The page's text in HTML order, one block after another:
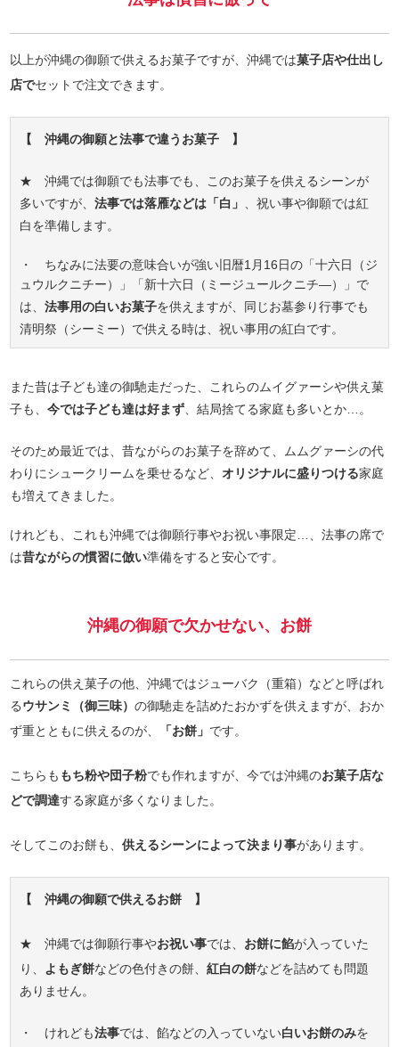
以上が沖縄の御願で供えるお菓子ですが、沖縄では菓子店や仕出し
店でセットで注文できます。
【 沖縄の御願と法事で違うお菓子 】
★ 沖縄では御願でも法事でも、このお菓子を供えるシーンが
多いですが、法事では落雁などは「白」 、祝い事や御願では紅
白を準備します。
・ ちなみに法要の意味合いが強い旧暦1月16日の「十六日（ジ
ュウルクニチー）」「新十六日（ミージュールクニチ―）」で
は、法事用の白いお菓子を供えますが、同じお墓参り行事でも
清明祭（シーミー）で供える時は、祝い事用の紅白です。
また昔は子ども達の御馳走だった、これらのムイグァーシや供え菓
子も、今では子ども達は好まず、結局捨てる家庭も多いとか…。
そのため最近では、昔ながらのお菓子を辞めて、ムムグァーシの代
わりにシュークリームを乗せるなど、オリジナルに盛りつける家庭
も増えてきました。
けれども、これも沖縄では御願行事やお祝い事限定…、法事の席で
は昔ながらの慣習に倣い準備をすると安心です。
沖縄の御願で欠かせない、お餅
これらの供え菓子の他、沖縄ではジューバク（重箱）などと呼ばれ
るウサンミ（御三味）の御馳走を詰めたおかずを供えますが、おか
ず重とともに供えるのが、
「お餅」 です。
こちらも もち粉や団子粉でも作れますが、今では沖縄のお菓子店な
どで調達する家庭が多くなりました。
そしてこのお餅も、供えるシーンによって決まり事があります。
【 沖縄の御願で供えるお餅 】
★ 沖縄では御願行事やお祝い事では、 お餅に餡が入っていた
り、 よもぎ餅などの色付きの餅、紅白の餅などを詰めても問題
ありません。
・ けれども法事では、餡などの入っていない白いお餅のみを